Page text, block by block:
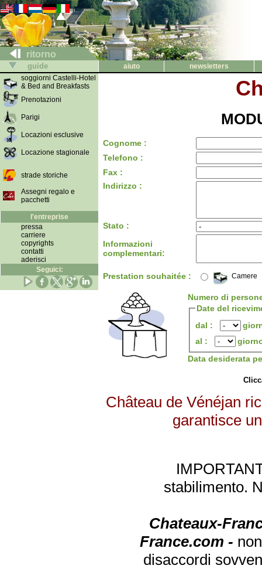
ritorno
guide aiuto
newsletters
soggiorni Castelli-Hotel
& Bed and Breakfasts
Prenotazioni
Parigi
Locazioni esclusive
Locazione stagionale
strade storiche
Assegni regalo e
pacchetti
l'entreprise
pressa
carriere
copyrights
contatti
aderisci
Seguici:
Cognome :
Telefono :
Fax :
Indirizzo :
Stato :
Informazioni
complementari:
Prestation souhaitée : Camere
Numero di
Date del
dal :
al :
Data desiderata
Château de Vénéjan
garantisce
stabilimento.
Chateaux-
France.com -
disaccordi